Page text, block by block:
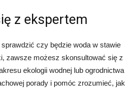
z ekspertem
czy będzie woda w stawie
zawsze możesz skonsultować się z
ekologii wodnej lub ogrodnictwa
porady i pomóc zrozumieć, jak